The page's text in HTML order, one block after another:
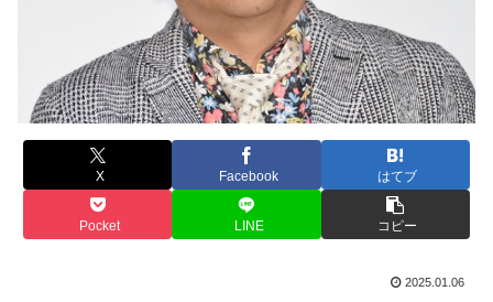
X Facebook はてブ
Pocket LINE コピー
2025.01.06